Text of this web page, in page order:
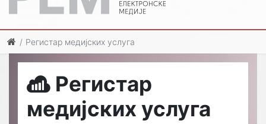
Регистар медијских услуга
Регистар
медијских услуга